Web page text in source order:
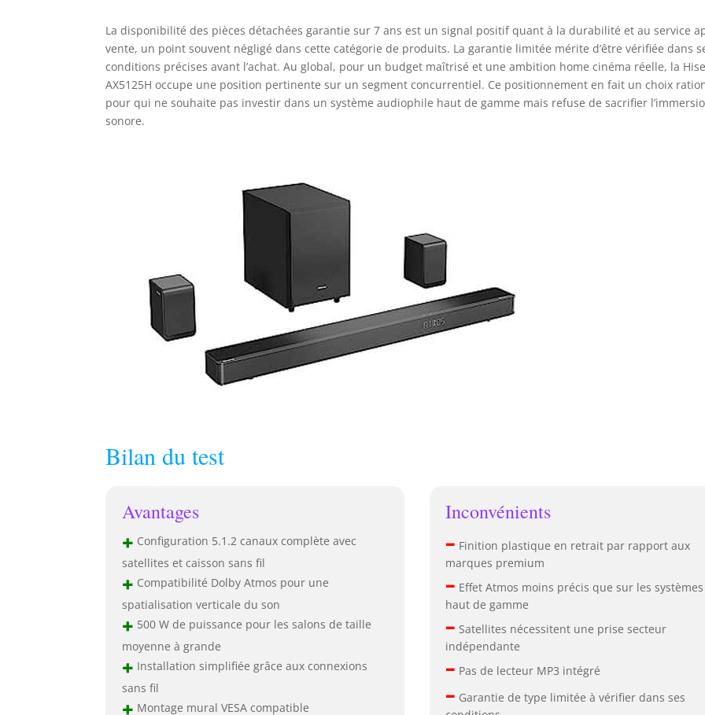
La disponibilité des pièces détachées garantie sur 7 ans est un signal positif quant à la durabilité et au service
vente, un point souvent négligé dans cette catégorie de produits. La garantie limitée mérite d’être vérifiée dans
conditions précises avant l’achat. Au global, pour un budget maîtrisé et une ambition home cinéma réelle, la
AX5125H occupe une position pertinente sur un segment concurrentiel. Ce positionnement en fait un choix
pour qui ne souhaite pas investir dans un système audiophile haut de gamme mais refuse de sacrifier
sonore.
Bilan du test
Avantages
+ Configuration 5.1.2 canaux complète avec
satellites et caisson sans fil
+ Compatibilité Dolby Atmos pour une
spatialisation verticale du son
+ 500 W de puissance pour les salons de taille
moyenne à grande
+ Installation simplifiée grâce aux connexions
sans fil
+ Montage mural VESA compatible
Inconvénients
– Finition plastique en retrait par rapport aux
marques premium
– Effet Atmos moins précis que sur les systèmes
haut de gamme
– Satellites nécessitent une prise secteur
indépendante
– Pas de lecteur MP3 intégré
– Garantie de type limitée à vérifier dans ses